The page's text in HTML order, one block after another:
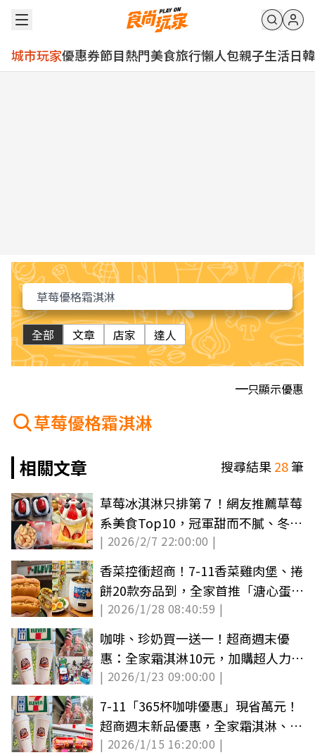
城市玩家優惠券節目熱門美食旅行懶人包親子生活日韓
全部 文章 店家 達人
只顯示優惠
草莓優格霜淇淋
相關文章
搜尋結果28筆
草莓冰淇淋只排第７！網友推薦草莓
系美食Top10，冠軍甜而不膩、冬天
必吃
| 2026/2/7 22:00:00 |
香菜控衝超商！7-11香菜雞肉堡、捲
餅20款夯品到，全家首推「溏心蛋」
大爆汁
| 2026/1/28 08:40:59 |
咖啡、珍奶買一送一！超商週末優
惠：全家霜淇淋10元，加購超人力霸
王周邊
| 2026/1/23 09:00:00 |
7-11「365杯咖啡優惠」現省萬元！
超商週末新品優惠，全家霜淇淋、茶
飲10元
| 2026/1/15 16:20:00 |